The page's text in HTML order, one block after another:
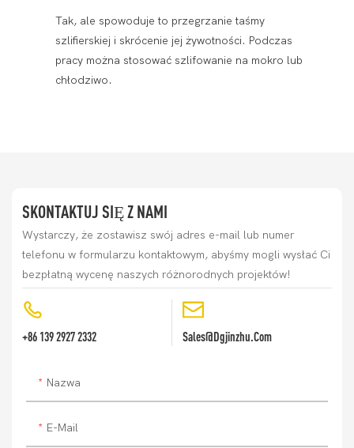
Tak, ale spowoduje to przegrzanie taśmy
szlifierskiej i skrócenie jej żywotności. Podczas
pracy można stosować szlifowanie na mokro lub
chłodziwo.
SKONTAKTUJ SIĘ Z NAMI
Wystarczy, że zostawisz swój adres e-mail lub numer
telefonu w formularzu kontaktowym, abyśmy mogli wysłać Ci
bezpłatną wycenę naszych różnorodnych projektów!
+86 139 2927 2332 Sales@dgjinzhu.com
Nazwa
E-Mail